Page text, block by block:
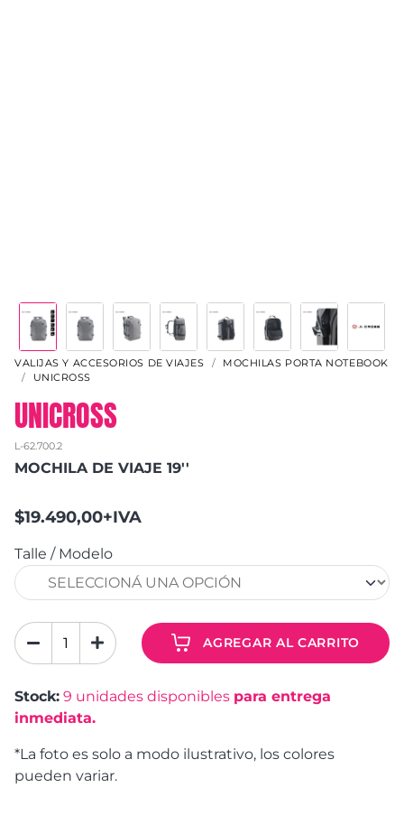
VALIJAS Y ACCESORIOS DE VIAJES
MOCHILAS PORTA NOTEBOOK
UNICROSS
UNICROSS
L-62.700.2
MOCHILA DE VIAJE 19''
$19.490,00+IVA
Talle / Modelo
AGREGAR AL CARRITO
Stock: 9 unidades disponibles para entrega
inmediata.
*La foto es solo a modo ilustrativo, los colores
pueden variar.